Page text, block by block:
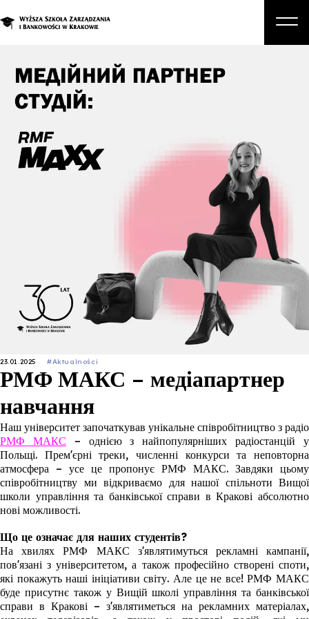
23.01.2025 #Aktualności
РМФ МАКС – медіапартнер
навчання
Наш університет започаткував унікальне співробітництво з радіо
РМФ МАКС – однією з найпопулярніших радіостанцій у
Польщі. Прем'єрні треки, численні конкурси та неповторна
атмосфера – усе це пропонує РМФ МАКС. Завдяки цьому
співробітництву ми відкриваємо для нашої спільноти Вищої
школи управління та банківської справи в Кракові абсолютно
нові можливості.
Що це означає для наших студентів?
На хвилях РМФ МАКС з'являтимуться рекламні кампанії,
пов'язані з університетом, а також професійно створені споти,
які покажуть наші ініціативи світу. Але це не все! РМФ МАКС
буде присутнє також у Вищій школі управління та банківської
справи в Кракові – з'являтиметься на рекламних матеріалах,